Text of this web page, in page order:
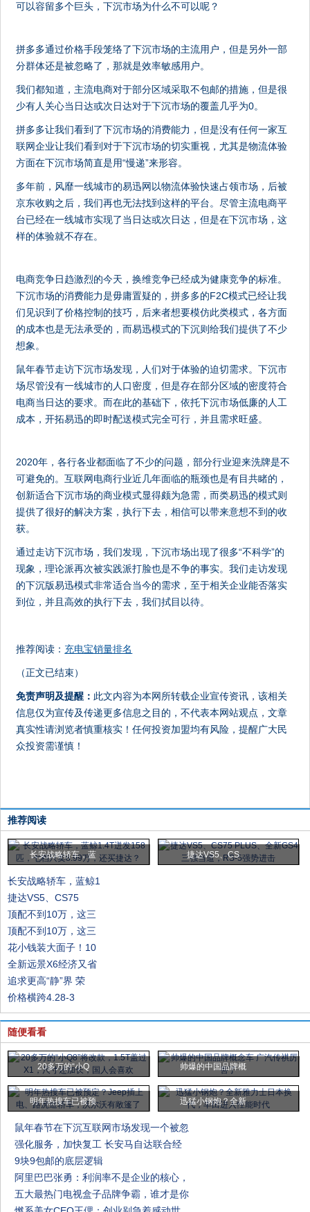
可以容留多个巨头，下沉市场为什么不可以呢？
拼多多通过价格手段笼络了下沉市场的主流用户，但是另外一部
分群体还是被忽略了，那就是效率敏感用户。
我们都知道，主流电商对于部分区域采取不包邮的措施，但是很
少有人关心当日达或次日达对于下沉市场的覆盖几乎为0。
拼多多让我们看到了下沉市场的消费能力，但是没有任何一家互
联网企业让我们看到对于下沉市场的切实重视，尤其是物流体验
方面在下沉市场简直是用“慢递”来形容。
多年前，风靡一线城市的易迅网以物流体验快速占领市场，后被
京东收购之后，我们再也无法找到这样的平台。尽管主流电商平
台已经在一线城市实现了当日达或次日达，但是在下沉市场，这
样的体验就不存在。
电商竞争日趋激烈的今天，换维竞争已经成为健康竞争的标准。
下沉市场的消费能力是毋庸置疑的，拼多多的F2C模式已经让我
们见识到了价格控制的技巧，后来者想要模仿此类模式，各方面
的成本也是无法承受的，而易迅模式的下沉则给我们提供了不少
想象。
鼠年春节走访下沉市场发现，人们对于体验的迫切需求。下沉市
场尽管没有一线城市的人口密度，但是存在部分区域的密度符合
电商当日达的要求。而在此的基础下，依托下沉市场低廉的人工
成本，开拓易迅的即时配送模式完全可行，并且需求旺盛。
2020年，各行各业都面临了不少的问题，部分行业迎来洗牌是不
可避免的。互联网电商行业近几年面临的瓶颈也是有目共睹的，
创新适合下沉市场的商业模式显得颇为急需，而类易迅的模式则
提供了很好的解决方案，执行下去，相信可以带来意想不到的收
获。
通过走访下沉市场，我们发现，下沉市场出现了很多“不科学”的
现象，理论派再次被实践派打脸也是不争的事实。我们走访发现
的下沉版易迅模式非常适合当今的需求，至于相关企业能否落实
到位，并且高效的执行下去，我们拭目以待。
推荐阅读： 充电宝销量排名
（正文已结束）
免责声明及提醒： 此文内容为本网所转载企业宣传资讯，该相关
信息仅为宣传及传递更多信息之目的，不代表本网站观点，文章
真实性请浏览者慎重核实！任何投资加盟均有风险，提醒广大民
众投资需谨慎！
推荐阅读
长安战略轿车，蓝 捷达VS5、CS
长安战略轿车，蓝鲸1
捷达VS5、CS75
顶配不到10万，这三
顶配不到10万，这三
花小钱装大面子！10
全新远景X6经济又省
追求更高“静”界 荣
价格横跨4.28-3
随便看看
20多万的“小Q 帅爆的中国品牌概
明年热搜车已被预 迅猛小钢炮？全新
鼠年春节在下沉互联网市场发现一个被忽
强化服务，加快复工 长安马自达联合经
9块9包邮的底层逻辑
阿里巴巴张勇：利润率不是企业的核心，
五大最热门电视盒子品牌争霸，谁才是你